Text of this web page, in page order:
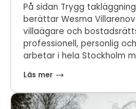
På sidan Trygg
berättar Wesma
villaägare och
professionell, personlig
arbetar i hela Stockholm
Läs mer